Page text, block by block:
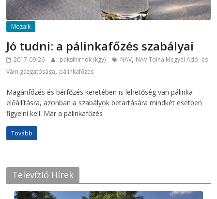
Mozaik
Jó tudni: a pálinkafőzés szabályai
2017-09-26 paksihirnok (kgy) NAV, NAV Tolna Megyei Adó- és
Vámigazgatósága, pálinkafőzés
Magánfőzés és bérfőzés keretében is lehetőség van pálinka
előállításra, azonban a szabályok betartására mindkét esetben
figyelni kell. Már a pálinkafőzés
Tovább
Televízió Hírek